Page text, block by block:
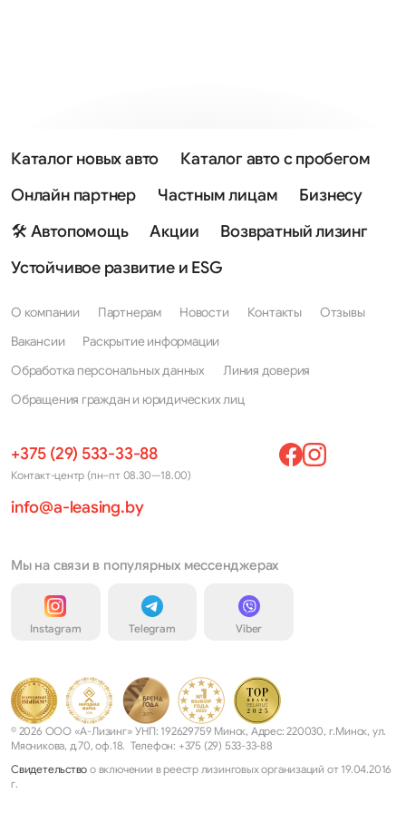
Каталог новых авто
Каталог авто с пробегом
Онлайн партнер
Частным лицам
Бизнесу
🛠 Автопомощь
Акции
Возвратный лизинг
Устойчивое развитие и ESG
О компании Партнерам Новости Контакты
Отзывы
Вакансии
Раскрытие информации
Обработка персональных данных
Линия доверия
Обращения граждан и юридических лиц
+375 (29) 533-33-88
Контакт-центр (пн–пт 08.30—18.00)
info@a-leasing.by
Мы на связи в популярных мессенджерах
Instagram Telegram Viber
© 2026 ООО «А-Лизинг» УНП: 192629759 Минск, Адрес: 220030, г.Минск, ул.
Мясникова, д.70, оф.18. Телефон: +375 (29) 533-33-88
Свидетельство о включении в реестр лизинговых организаций от 19.04.2016
г.